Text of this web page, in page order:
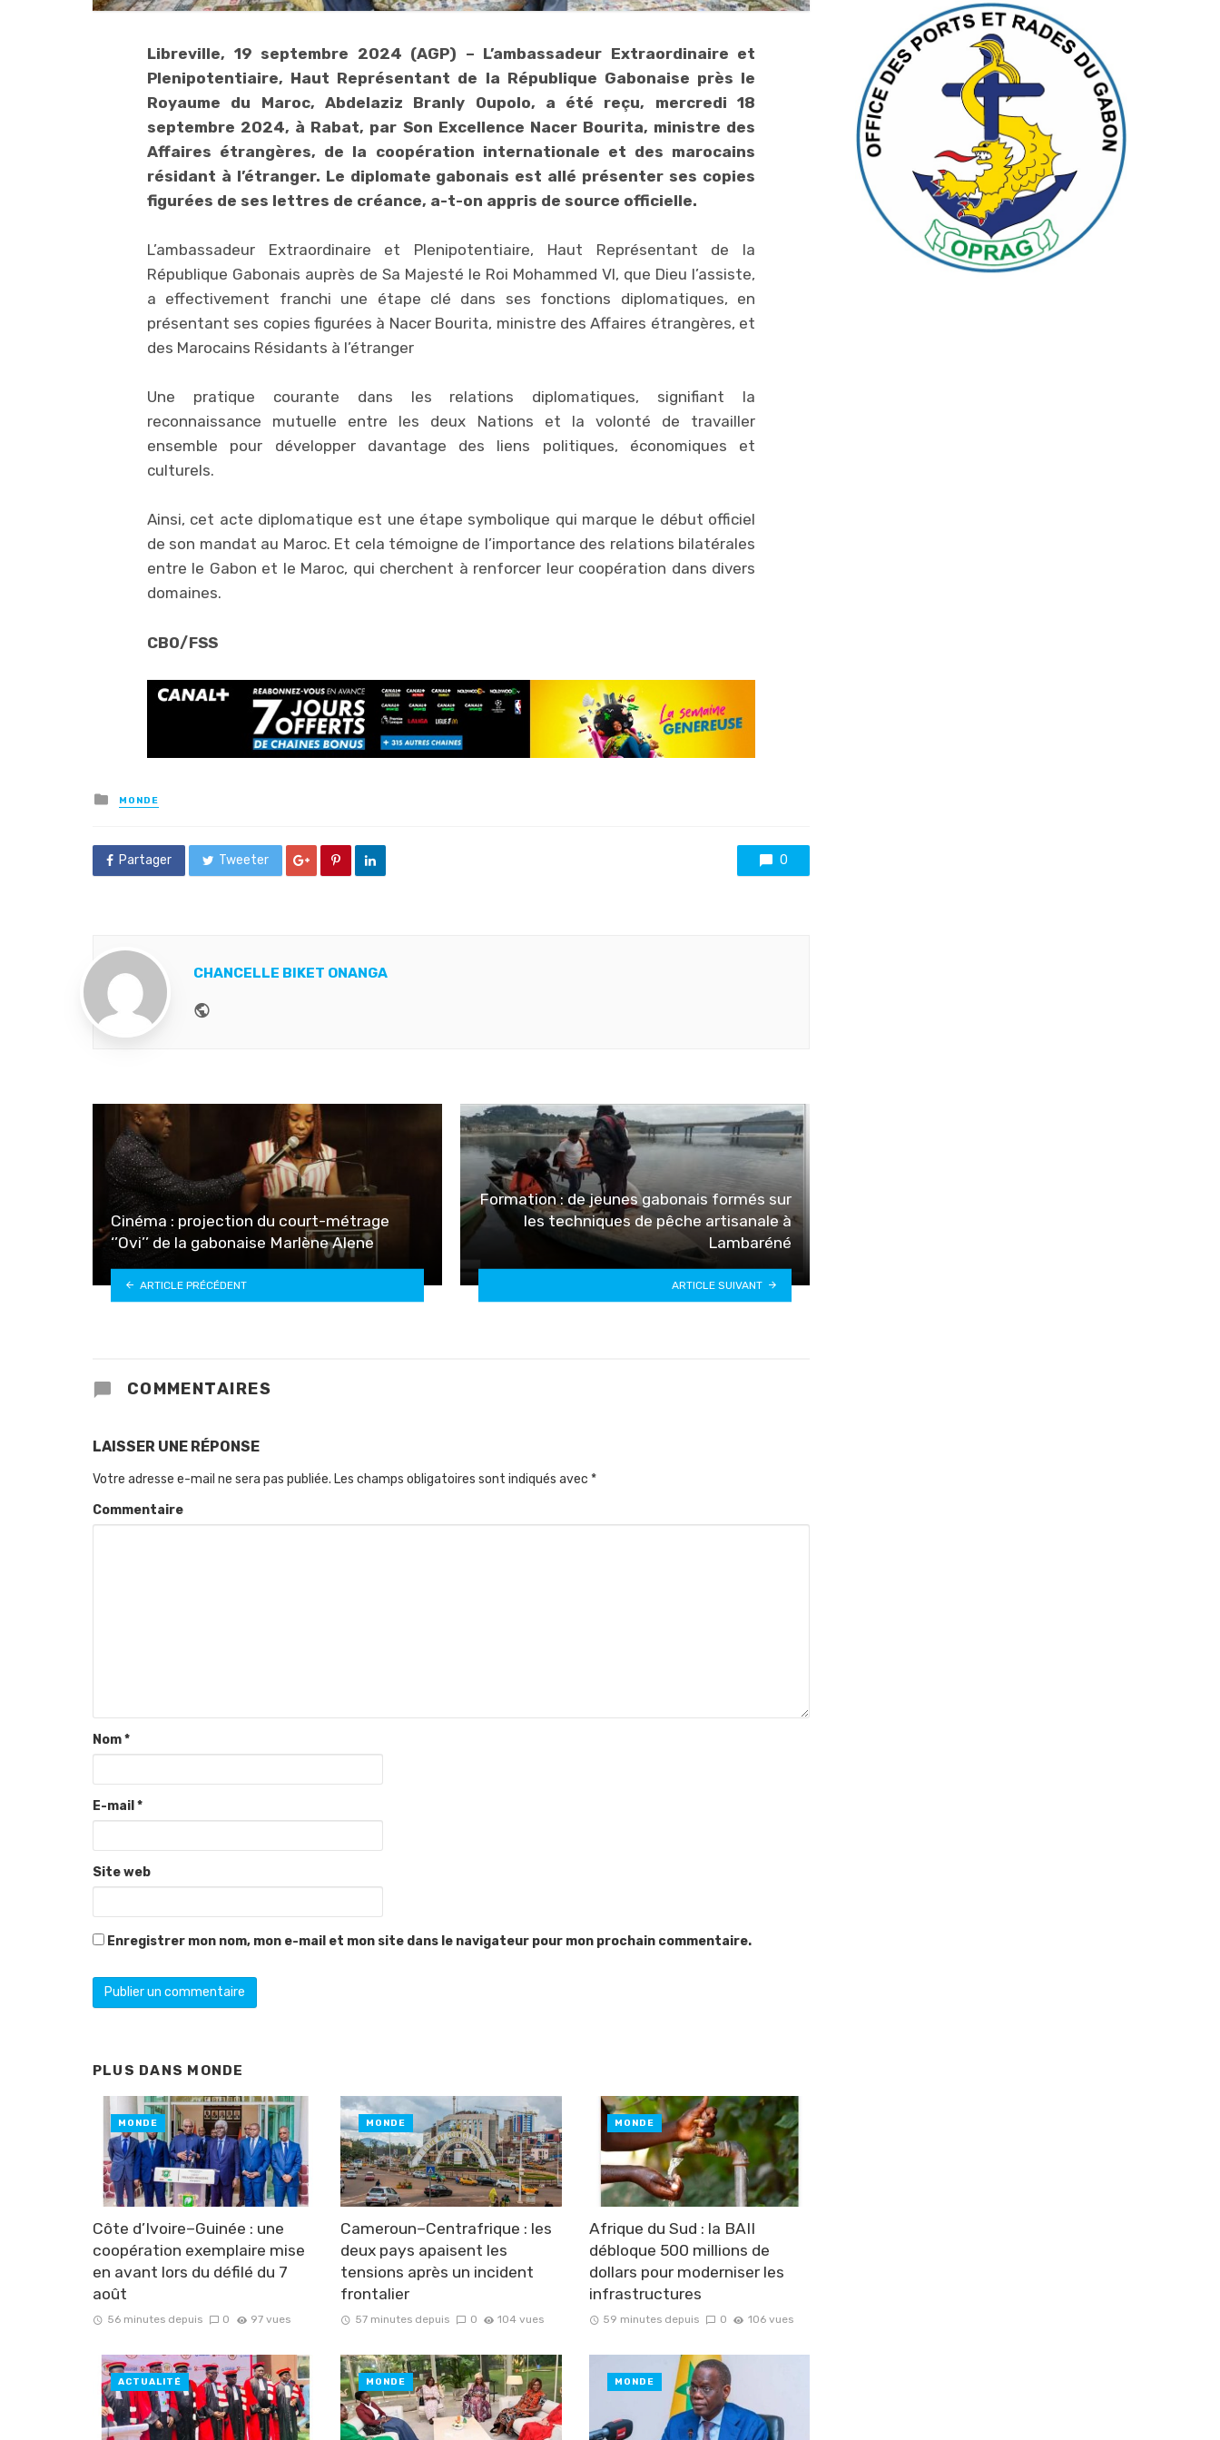
Libreville, 19 septembre 2024 (AGP) – L’ambassadeur Extraordinaire et
Plenipotentiaire, Haut Représentant de la République Gabonaise près le
Royaume du Maroc, Abdelaziz Branly Oupolo, a été reçu, mercredi 18
septembre 2024, à Rabat, par Son Excellence Nacer Bourita, ministre des
Affaires étrangères, de la coopération internationale et des marocains
résidant à l’étranger. Le diplomate gabonais est allé présenter ses copies
figurées de ses lettres de créance, a-t-on appris de source officielle.
L’ambassadeur Extraordinaire et Plenipotentiaire, Haut Représentant de la
République Gabonais auprès de Sa Majesté le Roi Mohammed VI, que Dieu l’assiste,
a effectivement franchi une étape clé dans ses fonctions diplomatiques, en
présentant ses copies figurées à Nacer Bourita, ministre des Affaires étrangères, et
des Marocains Résidants à l’étranger
Une pratique courante dans les relations diplomatiques, signifiant la
reconnaissance mutuelle entre les deux Nations et la volonté de travailler
ensemble pour développer davantage des liens politiques, économiques et
culturels.
Ainsi, cet acte diplomatique est une étape symbolique qui marque le début officiel
de son mandat au Maroc. Et cela témoigne de l’importance des relations bilatérales
entre le Gabon et le Maroc, qui cherchent à renforcer leur coopération dans divers
domaines.
CBO/FSS
Posted
in
MONDE
Partager Tweeter 0
CHANCELLE BIKET ONANGA
Cinéma : projection du court-métrage
‘’Ovi’’ de la gabonaise Marlène Alene
ARTICLE PRÉCÉDENT
Formation : de jeunes gabonais formés sur
les techniques de pêche artisanale à
Lambaréné
ARTICLE SUIVANT
COMMENTAIRES
LAISSER UNE RÉPONSE
Votre adresse e-mail ne sera pas publiée. Les champs obligatoires sont indiqués avec *
Commentaire
Nom*
E-mail *
Site web
Enregistrer mon nom, mon e-mail et mon site dans le navigateur pour mon prochain commentaire.
PLUS DANS MONDE
Côte d’Ivoire–Guinée : une
coopération exemplaire mise
en avant lors du défilé du 7
août
56 minutes depuis 0 97 vues
MONDE
Cameroun–Centrafrique : les
deux pays apaisent les
tensions après un incident
frontalier
57 minutes depuis 0 104 vues
MONDE
Afrique du Sud : la BAII
débloque 500 millions de
dollars pour moderniser les
infrastructures
59 minutes depuis 0 106 vues
MONDE
ACTUALITÉ MONDE MONDE